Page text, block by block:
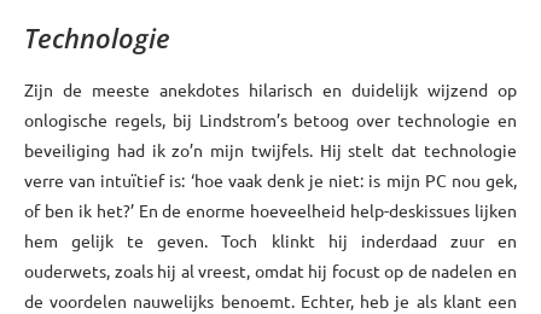
Technologie
Zijn de meeste anekdotes hilarisch en duidelijk wijzend op
onlogische regels, bij Lindstrom’s betoog over technologie en
beveiliging had ik zo’n mijn twijfels. Hij stelt dat technologie
verre van intuïtief is: ‘hoe vaak denk je niet: is mijn PC nou gek,
of ben ik het?’ En de enorme hoeveelheid help-deskissues lijken
hem gelijk te geven. Toch klinkt hij inderdaad zuur en
ouderwets, zoals hij al vreest, omdat hij focust op de nadelen en
de voordelen nauwelijks benoemt. Echter, heb je als klant een